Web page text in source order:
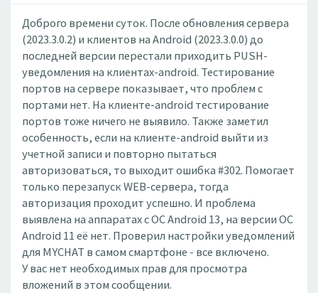
Доброго времени суток. После обновления сервера
(2023.3.0.2) и клиентов на Android (2023.3.0.0) до
последней версии перестали приходить PUSH-
уведомления на клиентах-android. Тестирование
портов на сервере показывает, что проблем с
портами нет. На клиенте-android тестирование
портов тоже ничего не выявило. Также заметил
особенность, если на клиенте-android выйти из
учетной записи и повторно пытаться
авторизоваться, то выходит ошибка #302. Помогает
только перезапуск WEB-сервера, тогда
авторизация проходит успешно. И проблема
выявлена на аппаратах с ОС Android 13, на версии ОС
Android 11 её нет. Проверил настройки уведомлений
для MYCHAT в самом смартфоне - все включено.
У вас нет необходимых прав для просмотра
вложений в этом сообщении.